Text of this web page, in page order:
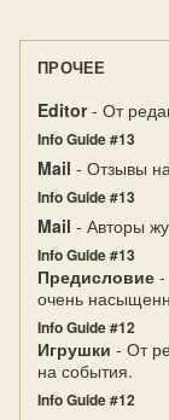
ПРОЧЕЕ
Editor- От
Info Guide #13
Mail - Отзывы
Info Guide #13
Mail - Авторы
Info Guide #13
Предисловие -
очень
Info Guide #12
Игрушки - От
на события.
Info Guide #12